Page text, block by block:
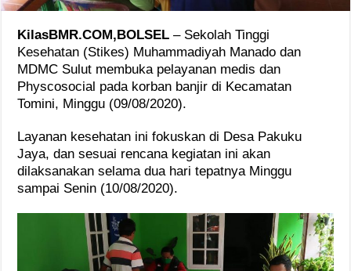
KilasBMR.COM,BOLSEL – Sekolah Tinggi
Kesehatan (Stikes) Muhammadiyah Manado dan
MDMC Sulut membuka pelayanan medis dan
Physcosocial pada korban banjir di Kecamatan
Tomini, Minggu (09/08/2020).
Layanan kesehatan ini fokuskan di Desa Pakuku
Jaya, dan sesuai rencana kegiatan ini akan
dilaksanakan selama dua hari tepatnya Minggu
sampai Senin (10/08/2020).